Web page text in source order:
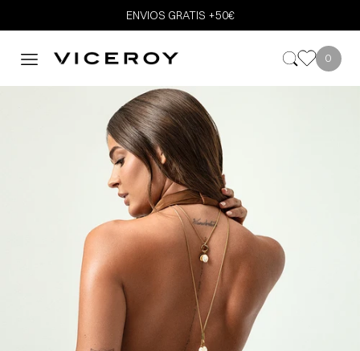
ENVIOS GRATIS +50€
0